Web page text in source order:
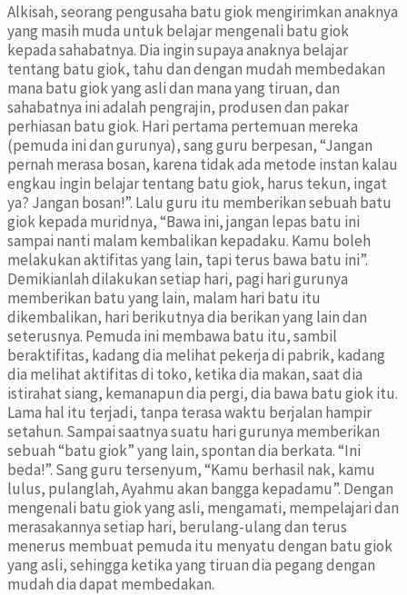
Alkisah, seorang pengusaha batu giok mengirimkan anaknya
yang masih muda untuk belajar mengenali batu giok
kepada sahabatnya. Dia ingin supaya anaknya belajar
tentang batu giok, tahu dan dengan mudah membedakan
mana batu giok yang asli dan mana yang tiruan, dan
sahabatnya ini adalah pengrajin, produsen dan pakar
perhiasan batu giok. Hari pertama pertemuan mereka
(pemuda ini dan gurunya), sang guru berpesan, “Jangan
pernah merasa bosan, karena tidak ada metode instan kalau
engkau ingin belajar tentang batu giok, harus tekun, ingat
ya? Jangan bosan!”. Lalu guru itu memberikan sebuah batu
giok kepada muridnya, “Bawa ini, jangan lepas batu ini
sampai nanti malam kembalikan kepadaku. Kamu boleh
melakukan aktifitas yang lain, tapi terus bawa batu ini”.
Demikianlah dilakukan setiap hari, pagi hari gurunya
memberikan batu yang lain, malam hari batu itu
dikembalikan, hari berikutnya dia berikan yang lain dan
seterusnya. Pemuda ini membawa batu itu, sambil
beraktifitas, kadang dia melihat pekerja di pabrik, kadang
dia melihat aktifitas di toko, ketika dia makan, saat dia
istirahat siang, kemanapun dia pergi, dia bawa batu giok itu.
Lama hal itu terjadi, tanpa terasa waktu berjalan hampir
setahun. Sampai saatnya suatu hari gurunya memberikan
sebuah “batu giok” yang lain, spontan dia berkata. “Ini
beda!”. Sang guru tersenyum, “Kamu berhasil nak, kamu
lulus, pulanglah, Ayahmu akan bangga kepadamu”. Dengan
mengenali batu giok yang asli, mengamati, mempelajari dan
merasakannya setiap hari, berulang-ulang dan terus
menerus membuat pemuda itu menyatu dengan batu giok
yang asli, sehingga ketika yang tiruan dia pegang dengan
mudah dia dapat membedakan.